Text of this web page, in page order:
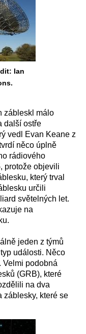
Ian
zábleskl málo
další ostře
vedl Evan Keane z
něco úplně
rádiového
protože objevili
který trval
určili
světelných let.
na
jeden z týmů
události. Něco
Velmi podobná
(GRB), které
na dva
záblesky, které se